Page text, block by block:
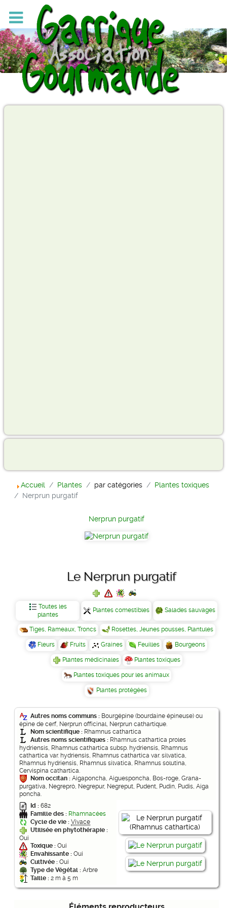
Accueil Plantes par catégories
Plantes toxiques
Nerprun purgatif
Nerprun purgatif
Le Nerprun purgatif
Toutes les
plantes
Plantes comestibles Salades sauvages
Tiges, Rameaux, Troncs Rosettes, Jeunes pousses, Plantules
Fleurs Fruits Graines Feuilles Bourgeons
Plantes médicinales Plantes toxiques
Plantes toxiques pour les animaux
Plantes protégées
Autres noms communs : Bourgépine (bourdaine épineuse) ou
épine de cerf, Nerprun officinal, Nerprun cathartique.
Nom scientifique : Rhamnus cathartica
Autres noms scientifiques : Rhamnus cathartica proles
hydriensis, Rhamnus cathartica subsp. hydriensis, Rhamnus
cathartica var. hydriensis, Rhamnus cathartica var. silvatica,
Rhamnus hydriensis, Rhamnus silvatica, Rhamnus solutina,
Cervispina cathartica.
Nom occitan : Aigaponcha, Aiguesponcha, Bos-roge, Grana-
purgativa, Negreprò, Negrepur, Negreput, Pudent, Pudin, Pudis, Aiga
poncha.
Id : 682
Famille des : Rhamnacées
Cycle de vie : Vivace
Utilisée en phytothérapie :
Oui
Toxique : Oui
Envahissante : Oui
Cultivée : Oui
Type de Végétal : Arbre
Taille : 2 m à 5 m